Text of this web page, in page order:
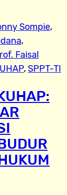
Sompie
Faisal
, SPPT-TI